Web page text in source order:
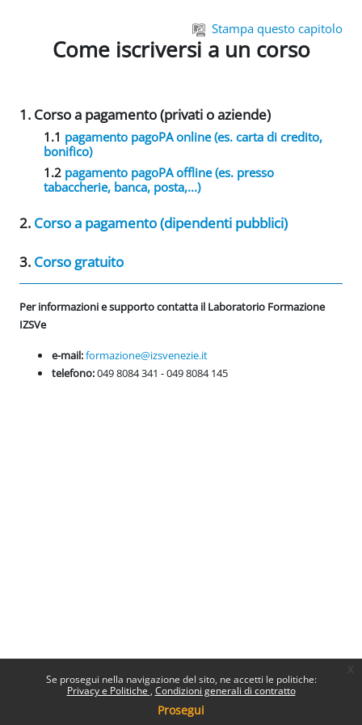
Se prosegui nella navigazione del sito, ne accetti le politiche:
Privacy e Politiche Condizioni generali di contratto
Prosegui
Stampa questo capitolo
Come iscriversi a un corso
1. Corso a pagamento (privati o aziende)
1.1 pagamento pagoPA online (es. carta di credito,
bonifico)
1.2 pagamento pagoPA offline(es. presso
tabaccherie, banca, posta,...)
2. Corso a pagamento (dipendenti pubblici)
3. Corso gratuito
Per informazioni e supporto contatta il Laboratorio Formazione
IZSVe
e-mail:formazione@izsvenezie.it
telefono:049 8084 341 - 049 8084 145